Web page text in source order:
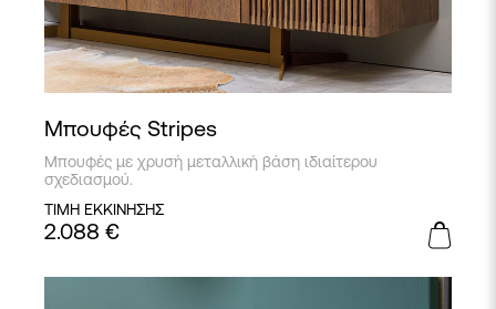
Μπουφές Stripes
Μπουφές με χρυσή μεταλλική βάση ιδιαίτερου
σχεδιασμού.
ΤΙΜΗ ΕΚΚΙΝΗΣΗΣ
2.088 €